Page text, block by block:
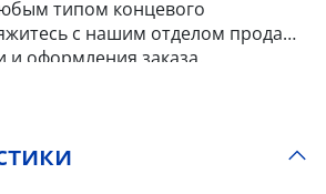
типом концевого
с нашим отделом продаж
и оформления заказа.